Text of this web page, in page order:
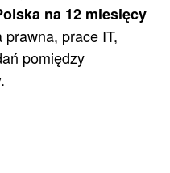
na 12 miesięcy
prawna, prace IT,
pomiędzy